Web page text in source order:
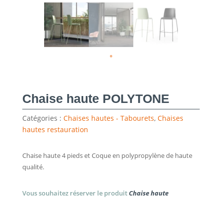
Chaise haute POLYTONE
Catégories : Chaises hautes - Tabourets, Chaises
hautes restauration
Chaise haute 4 pieds et Coque en polypropylène de haute
qualité.
Vous souhaitez réserver le produitChaise haute